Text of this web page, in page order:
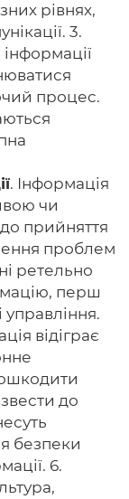
рівнях,
3.
процес.
. Інформація
чи
прийняття
проблем
ретельно
перш
управління.
відіграє
до
безпеки
6.